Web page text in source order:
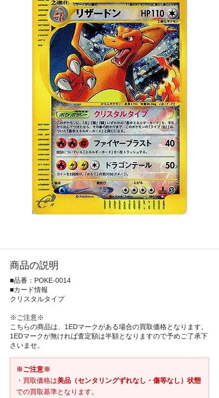
商品の説明
■品番：POKE-0014
■カード情報
クリスタルタイプ
※ご注意※
こちらの商品は、1EDマークがある場合の買取価格となります。
1EDマークが無ければ査定額は半額となりますので予めご了承下
さいませ。
※ご注意※
・買取価格は美品（センタリングずれなし・傷等なし）状態
での買取基準となります。